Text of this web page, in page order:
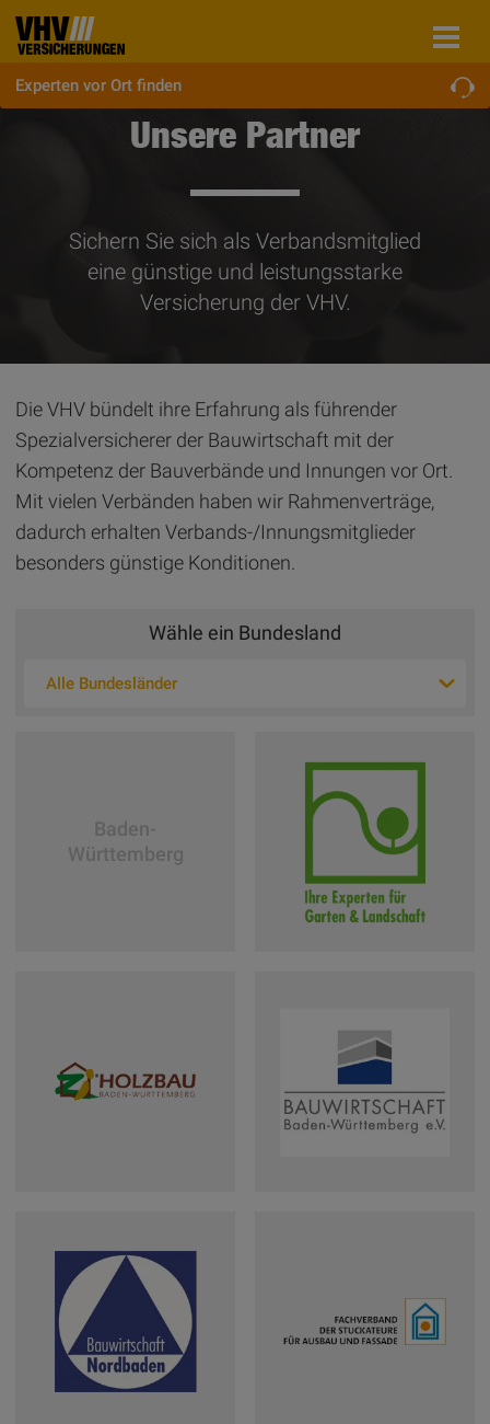
Experten vor Ort finden
Unsere Partner
Sichern Sie sich als Verbandsmitglied
eine günstige und leistungsstarke
Versicherung der VHV.
Die VHV bündelt ihre Erfahrung als führender
Spezialversicherer der Bauwirtschaft mit der
Kompetenz der Bauverbände und Innungen vor Ort.
Mit vielen Verbänden haben wir Rahmenverträge,
dadurch erhalten Verbands-/Innungsmitglieder
besonders günstige Konditionen.
Wähle ein Bundesland
Alle Bundesländer
Baden-
Württemberg
Landschafts- und
Sportplatzbau
Baden-
Württemberg e.V.
Verband des
Zimmerer- u.
Holzbaugewerbes
Württemberg
Württemberg e.V.